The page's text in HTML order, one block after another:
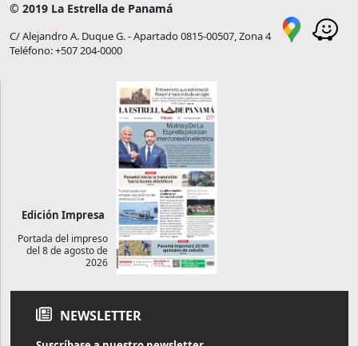
© 2019 La Estrella de Panamá
C/ Alejandro A. Duque G. - Apartado 0815-00507, Zona 4
Teléfono: +507 204-0000
Edición Impresa
Portada del impreso
del 8 de agosto de
2026
NEWSLETTER